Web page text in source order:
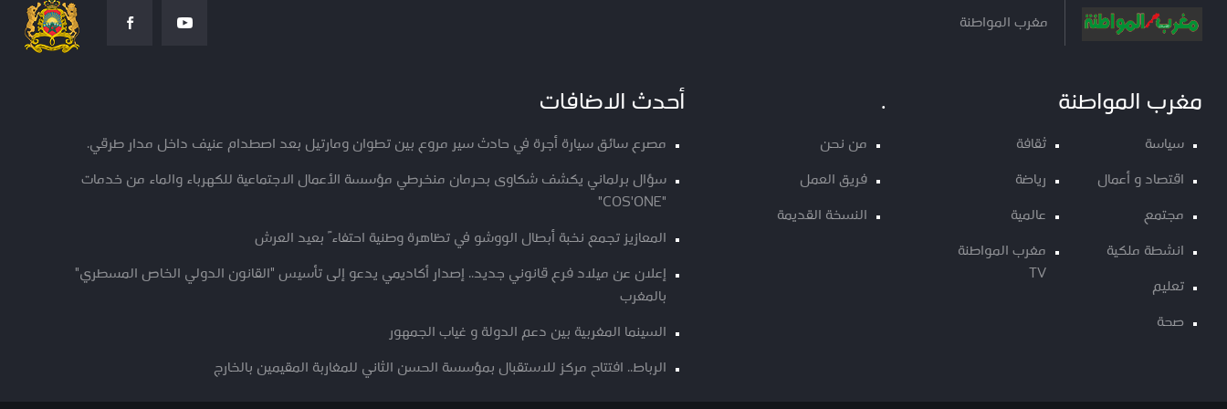
مغرب المواطنة
مغرب المواطنة
سياسة
اقتصاد و أعمال
مجتمع
انشطة ملكية
تعليم
صحة
ثقافة
رياضة
عالمية
مغرب المواطنة
TV
.
من نحن
فريق العمل
النسخة القديمة
أحدث الاضافات
مصرع سائق سيارة أجرة في حادث سير مروع بين تطوان ومارتيل بعد اصطدام عنيف داخل مدار طرقي.
سؤال برلماني يكشف شكاوى بحرمان منخرطي مؤسسة الأعمال الاجتماعية للكهرباء والماء من خدمات
"COS'ONE"
المعازيز تجمع نخبة أبطال الووشو في تظاهرة وطنية احتفاءً بعيد العرش
إعلان عن ميلاد فرع قانوني جديد.. إصدار أكاديمي يدعو إلى تأسيس "القانون الدولي الخاص المسطري"
بالمغرب
السينما المغربية بين دعم الدولة و غياب الجمهور
الرباط.. افتتاح مركز للاستقبال بمؤسسة الحسن الثاني للمغاربة المقيمين بالخارج